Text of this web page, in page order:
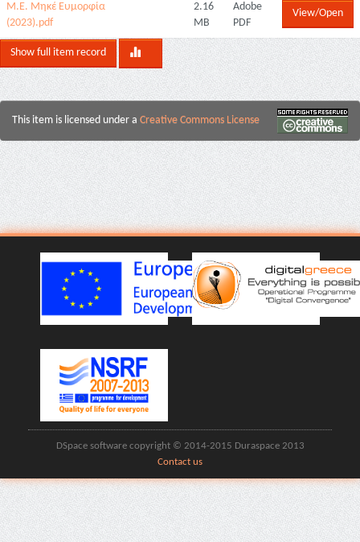
Μ.Ε. Μηκέ Ευμορφία
(2023).pdf
2.16
MB
Adobe
PDF
View/Open
Show full item record
This item is licensed under a Creative Commons License
DSpace software copyright © 2014-2015 Duraspace 2013
Contact us